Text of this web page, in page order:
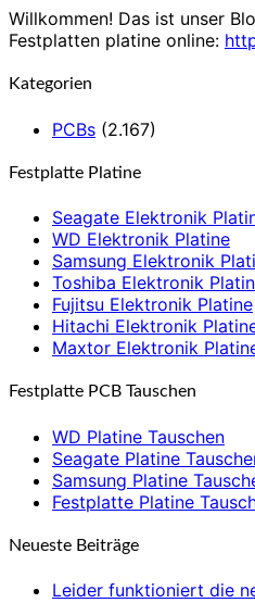
Willkommen! Das ist unser
Festplatten platine online:
Kategorien
PCBs (2.167)
Festplatte Platine
Seagate Elektronik
WD Elektronik Platine
Samsung Elektronik
Toshiba Elektronik
Fujitsu Elektronik Platine
Hitachi Elektronik
Maxtor Elektronik
Festplatte PCB Tauschen
WD Platine Tauschen
Seagate Platine
Samsung Platine
Festplatte Platine
Neueste Beiträge
Leider funktioniert die